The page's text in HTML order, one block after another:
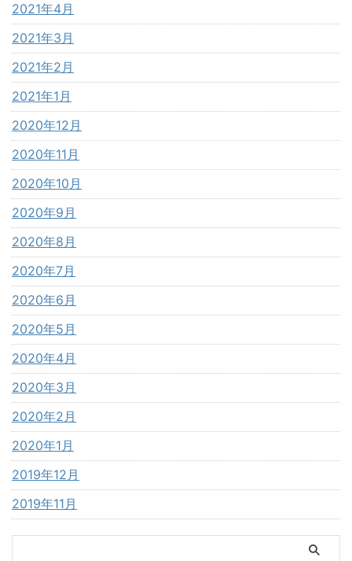
2021年4月
2021年3月
2021年2月
2021年1月
2020年12月
2020年11月
2020年10月
2020年9月
2020年8月
2020年7月
2020年6月
2020年5月
2020年4月
2020年3月
2020年2月
2020年1月
2019年12月
2019年11月